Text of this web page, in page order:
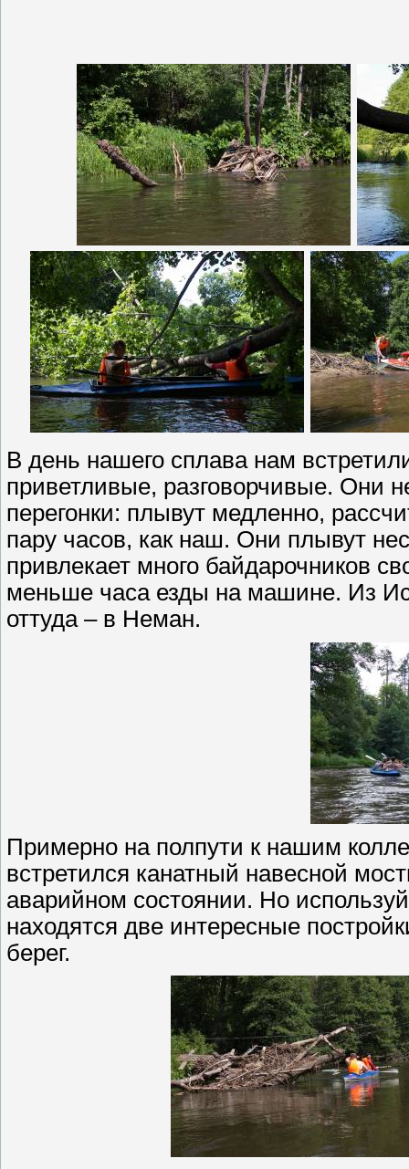
В день нашего сплава нам
приветливые, разговорчивые. Они
перегонки: плывут медленно,
пару часов, как наш. Они плывут
привлекает много байдарочников
меньше часа езды на машине. Из
оттуда – в Неман.
Примерно на полпути к нашим
встретился канатный навесной
аварийном состоянии. Но
находятся две интересные
берег.